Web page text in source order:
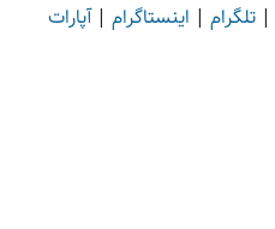
| تلگرام | اینستاگرام |آپارات